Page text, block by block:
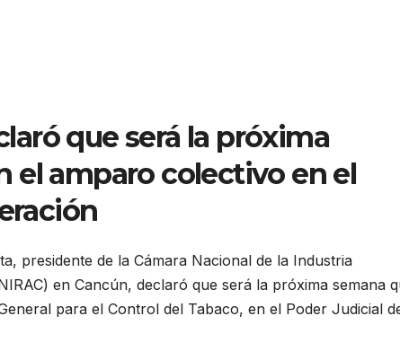
que será la próxima
el amparo colectivo en el
presidente de la Cámara Nacional de la Industria
en Cancún, declaró que será la próxima semana
para el Control del Tabaco, en el Poder Judicial